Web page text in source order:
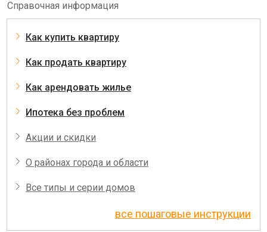
Справочная информация
Как купить квартиру
Как продать квартиру
Как арендовать жилье
Ипотека без проблем
Акции и скидки
О районах города и области
Все типы и серии домов
все пошаговые инструкции